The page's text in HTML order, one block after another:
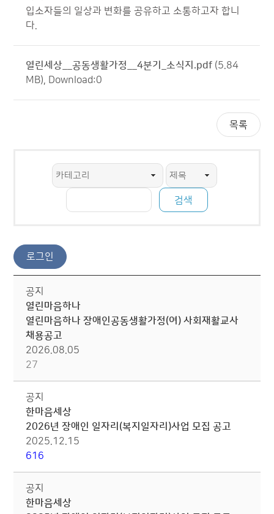
입소자들의 일상과 변화를 공유하고 소통하고자 합니
다.
열린세상__공동생활가정__4분기_소식지.pdf (5.84
MB), Download:0
공지
열린마음하나
열린마음하나 장애인공동생활가정(여) 사회재활교사
채용공고
2026.08.05
27
공지
한마음세상
2026년 장애인 일자리(복지일자리)사업 모집 공고
2025.12.15
616
공지
한마음세상